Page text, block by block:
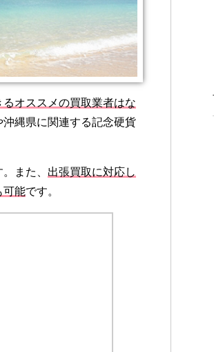
オススメの買取業者はな
縄県に関連する記念硬貨
また、 出張買取に対応し
可能です。